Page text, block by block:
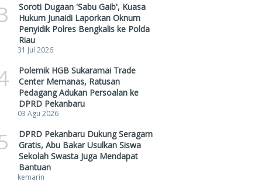
Soroti Dugaan 'Sabu Gaib', Kuasa
Hukum Junaidi Laporkan Oknum
Penyidik Polres Bengkalis ke Polda
Riau
31 Jul 2026
Polemik HGB Sukaramai Trade
Center Memanas, Ratusan
Pedagang Adukan Persoalan ke
DPRD Pekanbaru
03 Agu 2026
DPRD Pekanbaru Dukung Seragam
Gratis, Abu Bakar Usulkan Siswa
Sekolah Swasta Juga Mendapat
Bantuan
kemarin